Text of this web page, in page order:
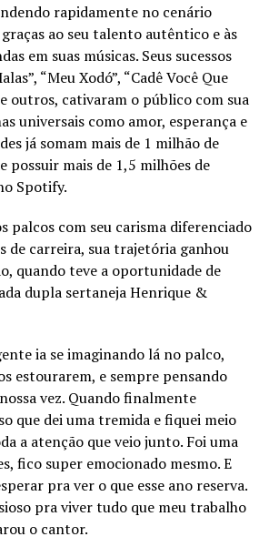
rapidamente no cenário
ao seu talento autêntico e às
em suas músicas. Seus sucessos
“Meu Xodó”, “Cadê Você Que
outros, cativaram o público com sua
universais como amor, esperança e
já somam mais de 1 milhão de
possuir mais de 1,5 milhões de
Spotify.
palcos com seu carisma diferenciado
de carreira, sua trajetória ganhou
quando teve a oportunidade de
dupla sertaneja Henrique &
ia se imaginando lá no palco,
estourarem, e sempre pensando
vez. Quando finalmente
que dei uma tremida e fiquei meio
a atenção que veio junto. Foi uma
fico super emocionado mesmo. E
pra ver o que esse ano reserva.
pra viver tudo que meu trabalho
o cantor.